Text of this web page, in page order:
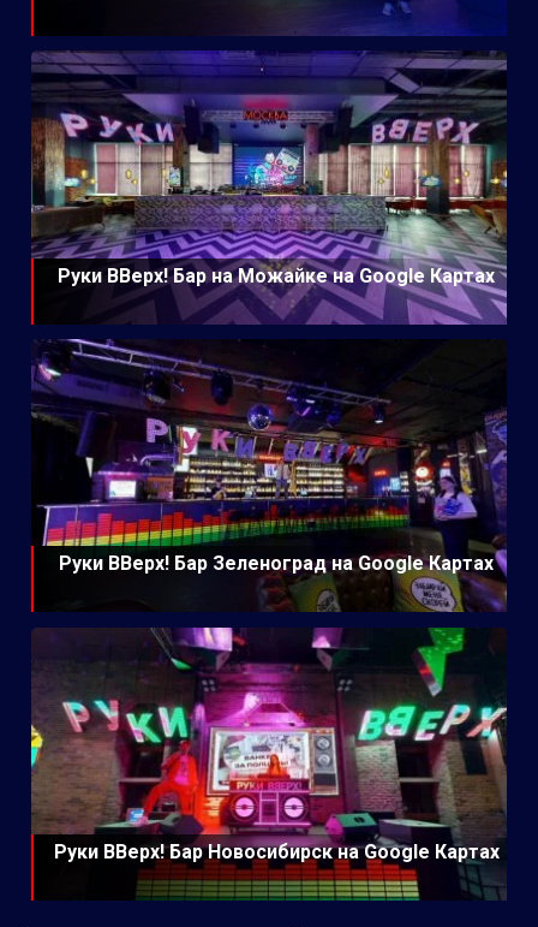
Руки ВВерх! Бар на Можайке на Google Картах
Руки ВВерх! Бар Зеленоград на Google Картах
Руки ВВерх! Бар Новосибирск на Google Картах